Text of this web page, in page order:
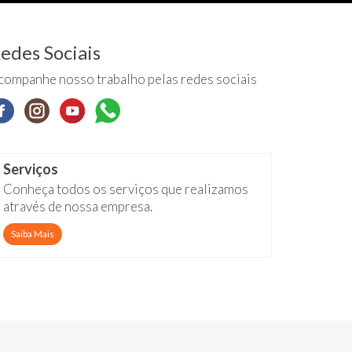
Sociais
nosso trabalho pelas redes sociais
Serviços
Conheça todos os serviços que realizamos
através de nossa empresa.
Saiba Mais